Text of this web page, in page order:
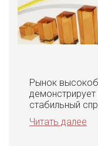
Рынок
стабильный
Читать далее